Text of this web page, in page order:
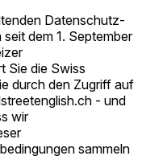
Datenschutz-
dem 1. September
Sie die Swiss
durch den Zugriff auf
- und
wir
sammeln